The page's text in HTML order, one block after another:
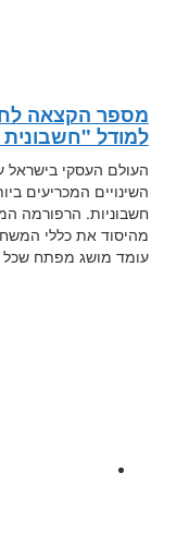
מספר הקצאה
למודל
העולם העסקי
השינויים המכריעים
חשבוניות. הרפורמה
מהיסוד את כללי
עומד מושג מפתח שכל